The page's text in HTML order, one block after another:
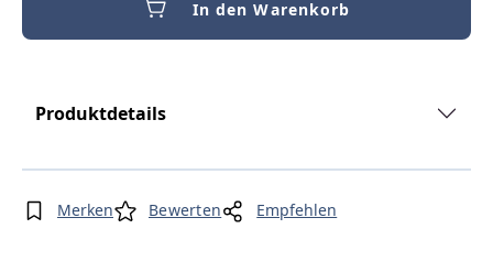
In den Warenkorb
Produktdetails
Merken Bewerten Empfehlen